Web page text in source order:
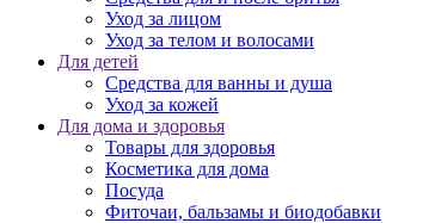
Уход за лицом
Уход за телом и волосами
Для детей
Средства для ванны и душа
Уход за кожей
Для дома и здоровья
Товары для здоровья
Косметика для дома
Посуда
Фиточаи, бальзамы и биодобавки